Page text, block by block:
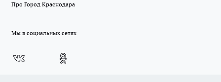
Про Город Краснодара
Мы в социальных сетях